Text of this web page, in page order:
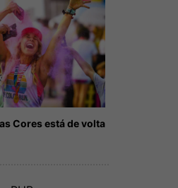
Cores está de volta